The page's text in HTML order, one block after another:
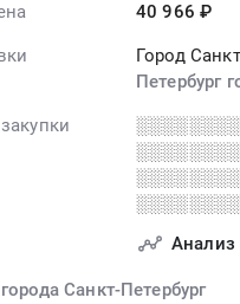
40 966 ₽
Город
Петербург
Анализ
Санкт-Петербург